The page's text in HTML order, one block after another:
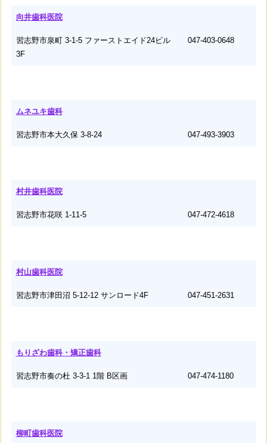
向井歯科医院
習志野市泉町 3-1-5 ファーストエイド24ビル
3F
047-403-0648
ムネユキ歯科
習志野市本大久保 3-8-24 047-493-3903
村井歯科医院
習志野市花咲 1-11-5 047-472-4618
村山歯科医院
習志野市津田沼 5-12-12 サンロード4F 047-451-2631
もりざわ歯科・矯正歯科
習志野市奏の杜 3-3-1 1階 B区画 047-474-1180
柳町歯科医院